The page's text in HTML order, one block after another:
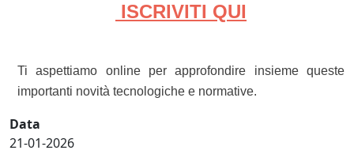
ISCRIVITI QUI
Ti aspettiamo online per approfondire insieme queste
importanti novità tecnologiche e normative.
Data
21-01-2026